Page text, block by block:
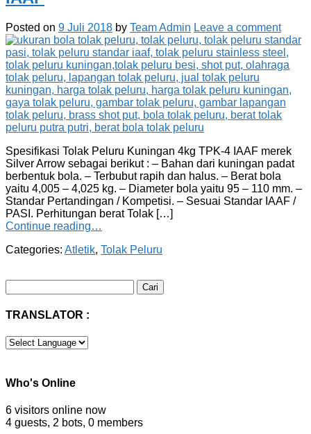
Posted on 9 Juli 2018 by Team Admin Leave a comment
Spesifikasi Tolak Peluru Kuningan 4kg TPK-4 IAAF merek
Silver Arrow sebagai berikut : – Bahan dari kuningan padat
berbentuk bola. – Terbubut rapih dan halus. – Berat bola
yaitu 4,005 – 4,025 kg. – Diameter bola yaitu 95 – 110 mm. –
Standar Pertandingan / Kompetisi. – Sesuai Standar IAAF /
PASI. Perhitungan berat Tolak […]
Continue reading…
Categories: Atletik, Tolak Peluru
untuk:
TRANSLATOR :
Who's Online
6 visitors online now
4 guests, 2 bots, 0 members